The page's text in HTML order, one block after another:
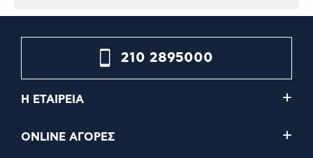
210 2895000
Η ΕΤΑΙΡΕΙΑ
ONLINE ΑΓΟΡΕΣ